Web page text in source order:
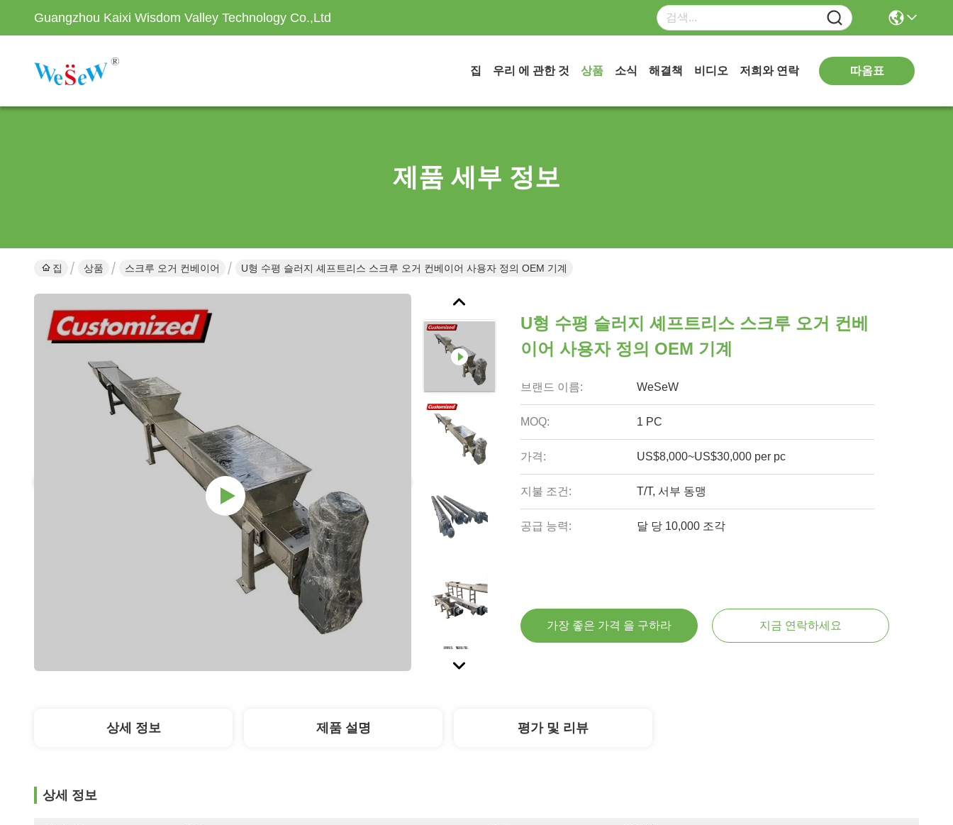
Guangzhou Kaixi Wisdom Valley Technology Co.,Ltd
집 우리 에 관한 것 상품 소식 해결책 비디오 저희와 연락 따옴표
제품 세부 정보
집 상품 스크루 오거 컨베이어 U형 수평 슬러지 셰프트리스 스크루 오거 컨베이어 사용자 정의 OEM 기계
U형 수평 슬러지 셰프트리스 스크루 오거 컨베
이어 사용자 정의 OEM 기계
브랜드 이름: WeSeW
MOQ: 1 PC
가격: US$8,000~US$30,000 per pc
지불 조건: T/T, 서부 동맹
공급 능력: 달 당 10,000 조각
가장 좋은 가격 을 구하라 지금 연락하세요
상세 정보 제품 설명 평가 및 리뷰
상세 정보